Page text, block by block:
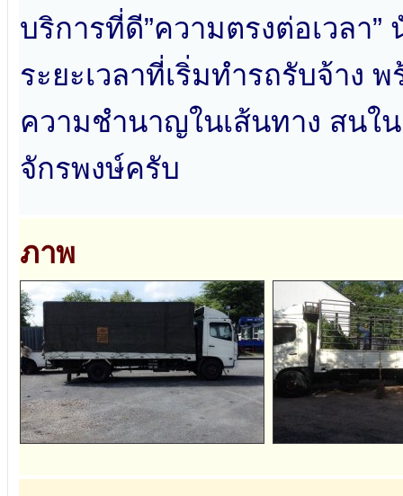
บริการที่ดี”ความตรงต่อเวลา
ระยะเวลาที่เริ่มทำรถรับจ้าง
ความชำนาญในเส้นทาง สนใน
จักรพงษ์ครับ
ภาพ